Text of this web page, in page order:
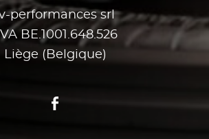
performances srl
BE.1001.648.526
Liège (Belgique)